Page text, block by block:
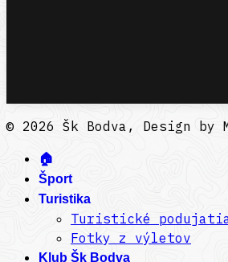
© 2026 Šk Bodva, Design by
🏠
Šport
Turistika
Turistické
Fotky z výletov
Klub Šk Bodva